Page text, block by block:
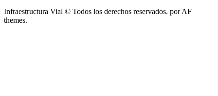
Infraestructura Vial © Todos los derechos reservados. por AF
themes.